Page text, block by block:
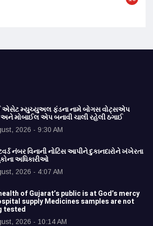
એસેટ મ્યુચ્યુઅલ ફંડના નામે બોગસ વોટ્સએપ
મોબાઈલ એપ બનાવી ચાલી રહેલી ઠગાઈ
2026 - 9:30 AM
નંબર વિનાની નોટિસ આપીને દુકાનદારોને ખંખેરતા
અધિકારીઓ
2026 - 4:07 AM
of Gujarat’s public is at God’s mercy
supply Medicines samples are not
tested
2026 - 10:14 AM